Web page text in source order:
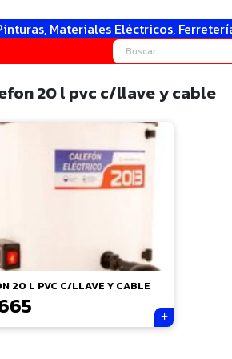
Materiales Eléctricos,
20 l pvc c/llave y cable
20 L PVC C/LLAVE Y CABLE